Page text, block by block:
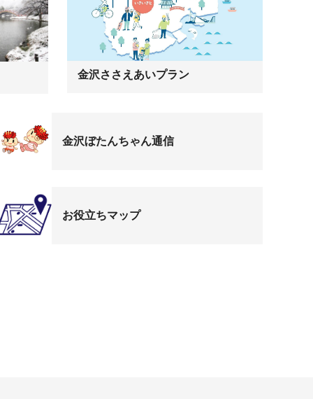
金沢ささえあいプラン
金沢ぼたんちゃん通信
お役立ちマップ